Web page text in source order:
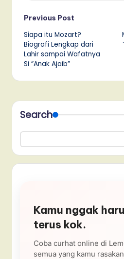
Post
navigation
Previous Post
Siapa itu Mozart?
Biografi Lengkap dari
Lahir sampai Wafatnya
Si “Anak Ajaib”
Search
Kamu nggak
terus kok.
Coba curhat online di
semua yang kamu